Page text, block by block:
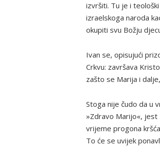
izvršiti. Tu je i
izraelskoga naroda
okupiti svu Božju
Ivan se, opisujući
Crkvu: završava
zašto se Marija i
Stoga nije čudo da u
»Zdravo Marijo«,
vrijeme progona
To će se uvijek